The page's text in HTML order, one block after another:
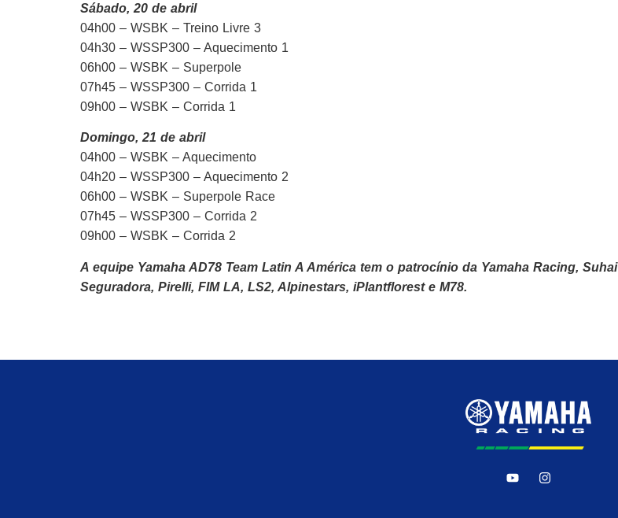
Sábado, 20 de abril
04h00 – WSBK – Treino Livre 3
04h30 – WSSP300 – Aquecimento 1
06h00 – WSBK – Superpole
07h45 – WSSP300 – Corrida 1
09h00 – WSBK – Corrida 1
Domingo, 21 de abril
04h00 – WSBK – Aquecimento
04h20 – WSSP300 – Aquecimento 2
06h00 – WSBK – Superpole Race
07h45 – WSSP300 – Corrida 2
09h00 – WSBK – Corrida 2
A equipe Yamaha AD78 Team Latin A América tem o patrocínio da Yamaha Racing, Suhai
Seguradora, Pirelli, FIM LA, LS2, Alpinestars, iPlantflorest e M78.